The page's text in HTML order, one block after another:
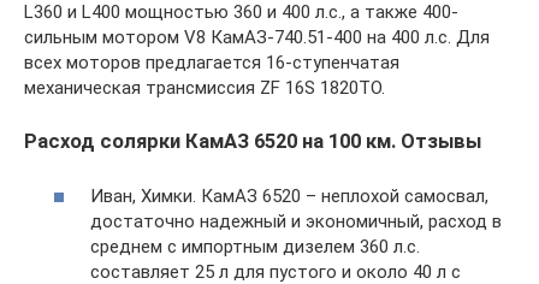
L360 и L400 мощностью 360 и 400 л.с., а также 400-
сильным мотором V8 КамАЗ-740.51-400 на 400 л.с. Для
всех моторов предлагается 16-ступенчатая
механическая трансмиссия ZF 16S 1820ТО.
Расход солярки КамАЗ 6520 на 100 км. Отзывы
Иван, Химки. КамАЗ 6520 – неплохой самосвал,
достаточно надежный и экономичный, расход в
среднем с импортным дизелем 360 л.с.
составляет 25 л для пустого и около 40 л с